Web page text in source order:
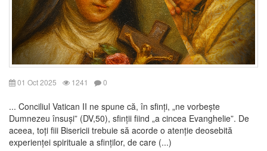
01 Oct 2025 1241 0
... Conciliul Vatican II ne spune că, în sfinți, „ne vorbește
Dumnezeu însuși” (DV,50), sfinții fiind „a cincea Evanghelie”. De
aceea, toți fiii Bisericii trebuie să acorde o atenție deosebită
experienței spirituale a sfinților, de care (...)